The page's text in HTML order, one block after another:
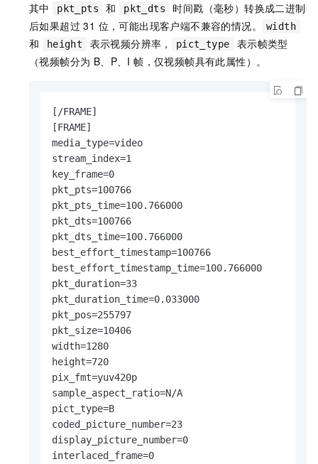
其中
pkt_pts 和 pkt_dts
时间戳（毫秒）转换成二进制
后如果超过 31 位，可能出现客户端不兼容的情况。
width
和 height 表示视频分辨率， pict_type
表示帧类型
（视频帧分为 B、P、I 帧，仅视频帧具有此属性）。
[/FRAME]
[FRAME]
media_type=video
stream_index=1
key_frame=0
pkt_pts=100766
pkt_pts_time=100.766000
pkt_dts=100766
pkt_dts_time=100.766000
best_effort_timestamp=100766
best_effort_timestamp_time=100.766000
pkt_duration=33
pkt_duration_time=0.033000
pkt_pos=255797
pkt_size=10406
width=1280
height=720
pix_fmt=yuv420p
sample_aspect_ratio=N/A
pict_type=B
coded_picture_number=23
display_picture_number=0
interlaced_frame=0